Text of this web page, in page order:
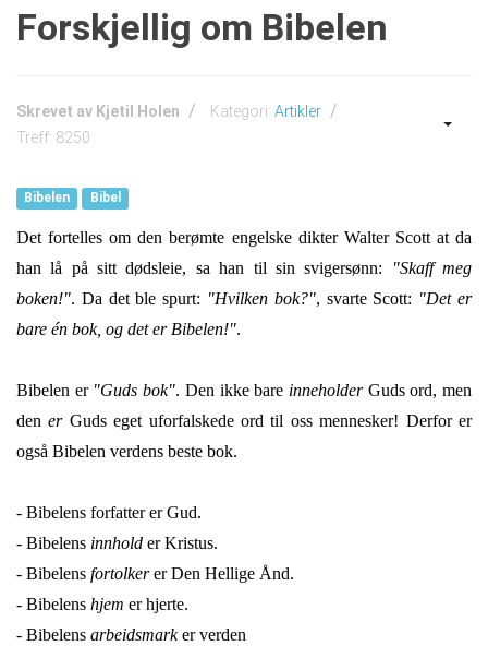
Forskjellig om Bibelen
Skrevet av Kjetil Holen Kategori: Artikler
Treff: 8250
Bibelen Bibel
Det fortelles om den berømte engelske dikter Walter Scott at da
han lå på sitt dødsleie, sa han til sin svigersønn:
"Skaff meg
boken!". Da det ble spurt: "Hvilken bok?", svarte Scott: "Det er
bare én bok, og det er Bibelen!".
Bibelen er "Guds bok". Den ikke bare inneholderGuds ord, men
denerGuds eget uforfalskede ord til oss mennesker! Derfor er
også Bibelen verdens beste bok.
- Bibelens forfatter er Gud.
- Bibelens innhold er Kristus.
- Bibelens fortolkerer Den Hellige Ånd.
- Bibelens hjem er hjerte.
- Bibelens arbeidsmarker verden